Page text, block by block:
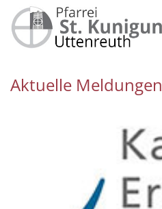
Zum Inhalt springen
Aktuelle Meldungen